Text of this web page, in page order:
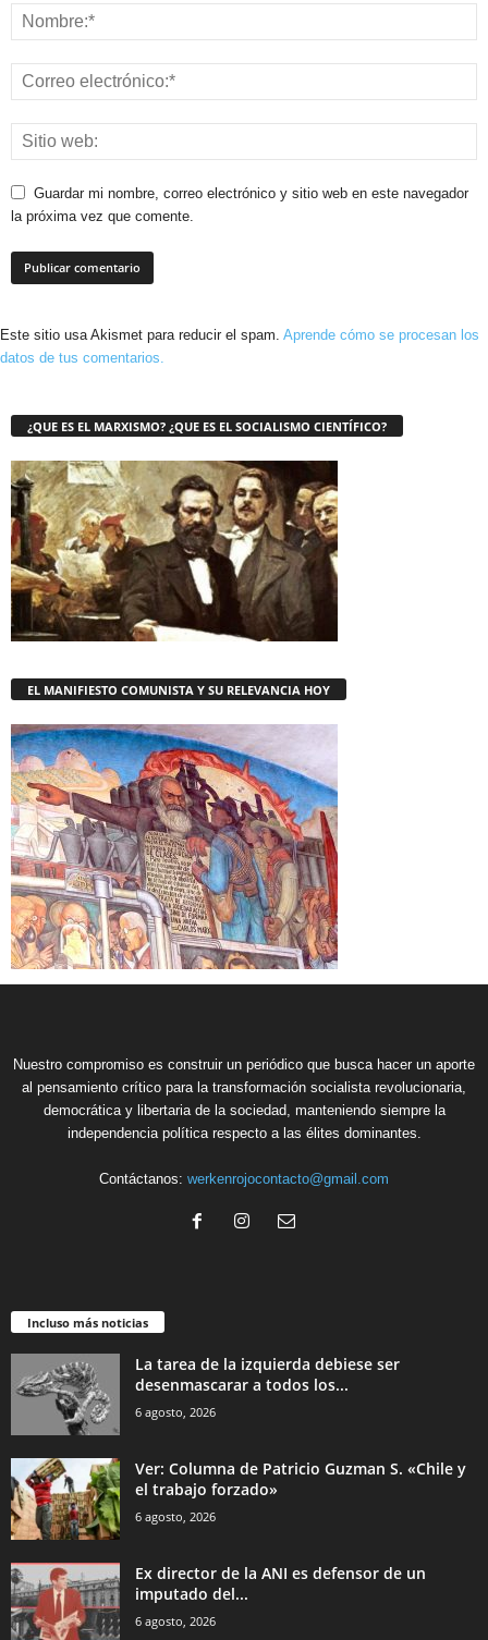
Guardar mi nombre, correo electrónico y sitio web en este navegador
la próxima vez que comente.
Este sitio usa Akismet para reducir el spam. Aprende cómo se procesan los
datos de tus comentarios.
¿QUE ES EL MARXISMO? ¿QUE ES EL SOCIALISMO CIENTÍFICO?
EL MANIFIESTO COMUNISTA Y SU RELEVANCIA HOY
Nuestro compromiso es construir un periódico que busca hacer un aporte
al pensamiento crítico para la transformación socialista revolucionaria,
democrática y libertaria de la sociedad, manteniendo siempre la
independencia política respecto a las élites dominantes.
Contáctanos: werkenrojocontacto@gmail.com
Incluso más noticias
La tarea de la izquierda debiese ser
desenmascarar a todos los...
6 agosto, 2026
Ver: Columna de Patricio Guzman S. «Chile y
el trabajo forzado»
6 agosto, 2026
Ex director de la ANI es defensor de un
imputado del...
6 agosto, 2026